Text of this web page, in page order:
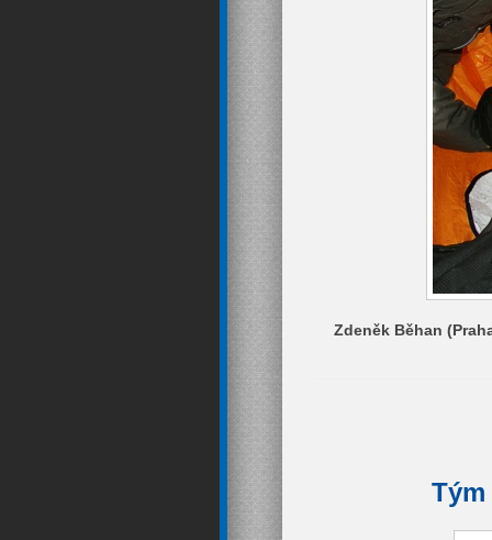
Zdeněk Běhan
Tým